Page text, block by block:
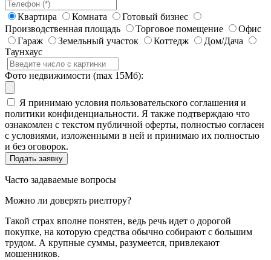
Квартира Комната
Готовый бизнес
Производственная площадь
Торговое помещение
Офис
Гараж
Земельный участок Коттедж
Дом/Дача
Таунхаус
Фото недвижимости (max 15Мб):
Я принимаю условия пользовательского соглашения и
политики конфиденциальности. Я также подтверждаю что
ознакомлен с текстом публичной оферты, полностью согласен
с условиями, изложенными в ней и принимаю их полностью
и без оговорок.
Часто задаваемые вопросы
Можно ли доверять риелтору?
Такой страх вполне понятен, ведь речь идет о дорогой
покупке, на которую средства обычно собирают с большим
трудом. А крупные суммы, разумеется, привлекают
мошенников.